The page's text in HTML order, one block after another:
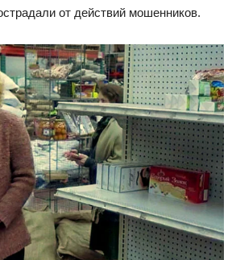
от действий мошенников.